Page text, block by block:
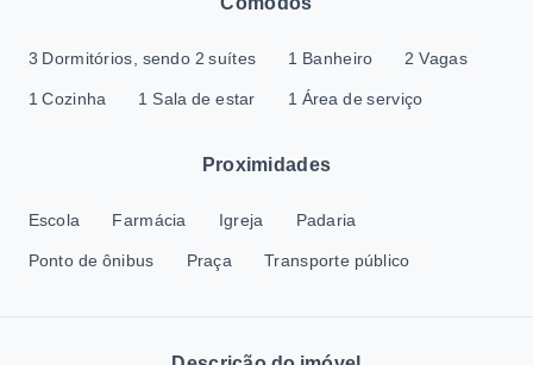
3 Dormitórios, sendo 2 suítes 1 Banheiro 2 Vagas
1 Cozinha 1 Sala de estar 1 Área de serviço
Proximidades
Escola Farmácia Igreja Padaria
Ponto de ônibus Praça Transporte público